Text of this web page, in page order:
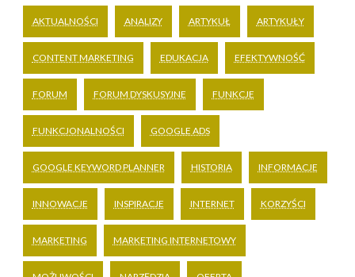
AKTUALNOŚCI ANALIZY ARTYKUŁ ARTYKUŁY
CONTENT MARKETING EDUKACJA EFEKTYWNOŚĆ
FORUM FORUM DYSKUSYJNE FUNKCJE
FUNKCJONALNOŚCI GOOGLE ADS
GOOGLE KEYWORD PLANNER HISTORIA INFORMACJE
INNOWACJE INSPIRACJE INTERNET KORZYŚCI
MARKETING MARKETING INTERNETOWY